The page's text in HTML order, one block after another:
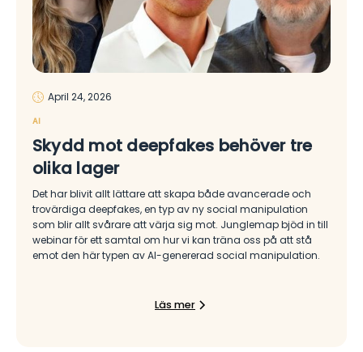
April 24, 2026
AI
Skydd mot deepfakes behöver tre
olika lager
Det har blivit allt lättare att skapa både avancerade och
trovärdiga deepfakes, en typ av ny social manipulation
som blir allt svårare att värja sig mot. Junglemap bjöd in till
webinar för ett samtal om hur vi kan träna oss på att stå
emot den här typen av AI-genererad social manipulation.
Läs mer